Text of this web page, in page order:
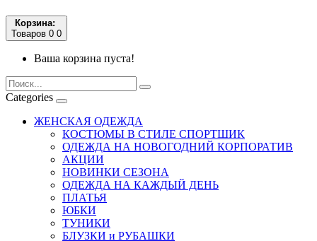
Корзина:
Товаров 0 0
Ваша корзина пуста!
Categories
ЖЕНСКАЯ ОДЕЖДА
КОСТЮМЫ В СТИЛЕ СПОРТШИК
ОДЕЖДА НА НОВОГОДНИЙ КОРПОРАТИВ
АКЦИИ
НОВИНКИ СЕЗОНА
ОДЕЖДА НА КАЖДЫЙ ДЕНЬ
ПЛАТЬЯ
ЮБКИ
ТУНИКИ
БЛУЗКИ и РУБАШКИ